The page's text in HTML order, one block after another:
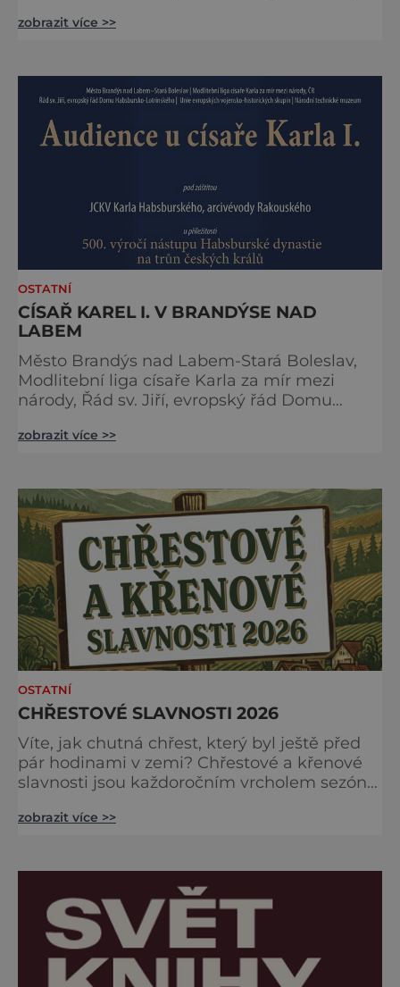
že obě země jsou okouzlující, není pochyb,
pohled mohlo zdát. Která místa jsou tedy
spojena s kouzly a nadpřirozenem? Turistika
na koštěti Když temnou noc
zobrazit více >>
OSTATNÍ
CÍSAŘ KAREL I. V BRANDÝSE NAD
LABEM
Město Brandýs nad Labem-Stará Boleslav,
Modlitební liga císaře Karla za mír mezi
národy, Řád sv. Jiří, evropský řád Domu
vojensko-historických skupin a Národní
proběhne v sobotu 16. května v Brandýs nad
Labem-Staré Boleslavi. Akci již tradičně
zahájíme přivítáním historick
zobrazit více >>
OSTATNÍ
CHŘESTOVÉ SLAVNOSTI 2026
Víte, jak chutná chřest, který byl ještě před
pár hodinami v zemi? Chřestové a křenové
slavnosti jsou každoročním vrcholem sezóny,
společně oslavily „bílé a zelené zlato“
není jen o holandské omáčce. Ochutnáte
jemné krémov
zobrazit více >>